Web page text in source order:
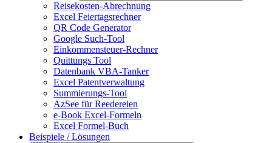
Reisekosten-Abrechnung
Excel Feiertagsrechner
QR Code Generator
Google Such-Tool
Einkommensteuer-Rechner
Quittungs Tool
Datenbank VBA-Tanker
Excel Patentverwaltung
Summierungs-Tool
AzSee für Reedereien
e-Book Excel-Formeln
Excel Formel-Buch
Beispiele / Lösungen